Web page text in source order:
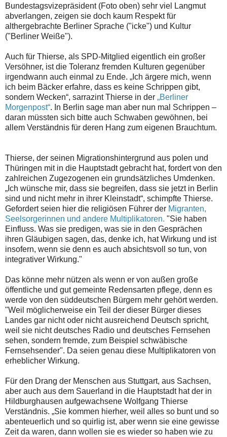
Bundestagsvizepräsident (Foto oben) sehr viel Langmut
abverlangen, zeigen sie doch kaum Respekt für
althergebrachte Berliner Sprache ("icke") und Kultur
("Berliner Weiße").
Auch für Thierse, als SPD-Mitglied eigentlich ein großer
Versöhner, ist die Toleranz fremden Kulturen gegenüber
irgendwann auch einmal zu Ende. „Ich ärgere mich, wenn
ich beim Bäcker erfahre, dass es keine Schrippen gibt,
sondern Wecken“, sarrazint Thierse in der „Berliner
Morgenpost“. In Berlin sage man aber nun mal Schrippen –
daran müssten sich bitte auch Schwaben gewöhnen, bei
allem Verständnis für deren Hang zum eigenen Brauchtum.
Thierse, der seinen Migrationshintergrund aus polen und
Thüringen mit in die Hauptstadt gebracht hat, fordert von den
zahlreichen Zugezogenen ein grundsätzliches Umdenken.
„Ich wünsche mir, dass sie begreifen, dass sie jetzt in Berlin
sind und nicht mehr in ihrer Kleinstadt“, schimpfte Thierse.
Gefordert seien hier die religiösen Führer der Migranten,
Seelsorgerinnen und andere Multiplikatoren. "Sie haben
Einfluss. Was sie predigen, was sie in den Gesprächen
ihren Gläubigen sagen, das, denke ich, hat Wirkung und ist
insofern, wenn sie denn es auch absichtsvoll so tun, von
integrativer Wirkung."
Das könne mehr nützen als wenn er von außen große
öffentliche und gut gemeinte Redensarten pflege, denn es
werde von den süddeutschen Bürgern mehr gehört werden.
"Weil möglicherweise ein Teil der dieser Bürger dieses
Landes gar nicht oder nicht ausreichend Deutsch spricht,
weil sie nicht deutsches Radio und deutsches Fernsehen
sehen, sondern fremde, zum Beispiel schwäbische
Fernsehsender". Da seien genau diese Multiplikatoren von
erheblicher Wirkung.
Für den Drang der Menschen aus Stuttgart, aus Sachsen,
aber auch aus dem Sauerland in die Hauptstadt hat der in
Hildburghausen aufgewachsene Wolfgang Thierse
Verständnis. „Sie kommen hierher, weil alles so bunt und so
abenteuerlich und so quirlig ist, aber wenn sie eine gewisse
Zeit da waren, dann wollen sie es wieder so haben wie zu